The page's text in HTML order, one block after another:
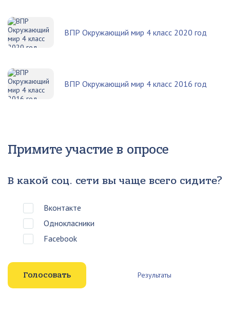
ВПР Окружающий мир 4 класс 2020 год
ВПР Окружающий мир 4 класс 2016 год
Примите участие в опросе
В какой соц. сети вы чаще всего сидите?
Вконтакте
Однокласники
Facebook
Результаты